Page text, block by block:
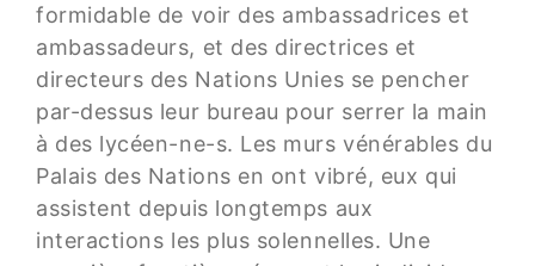
formidable de voir des ambassadrices et
ambassadeurs, et des directrices et
directeurs des Nations Unies se pencher
par-dessus leur bureau pour serrer la main
à des lycéen-ne-s. Les murs vénérables du
Palais des Nations en ont vibré, eux qui
assistent depuis longtemps aux
interactions les plus solennelles. Une